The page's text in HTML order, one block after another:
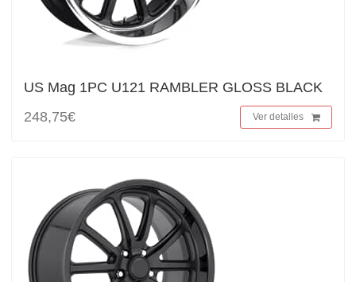
US Mag 1PC U121 RAMBLER GLOSS BLACK
248,75€
Ver detalles